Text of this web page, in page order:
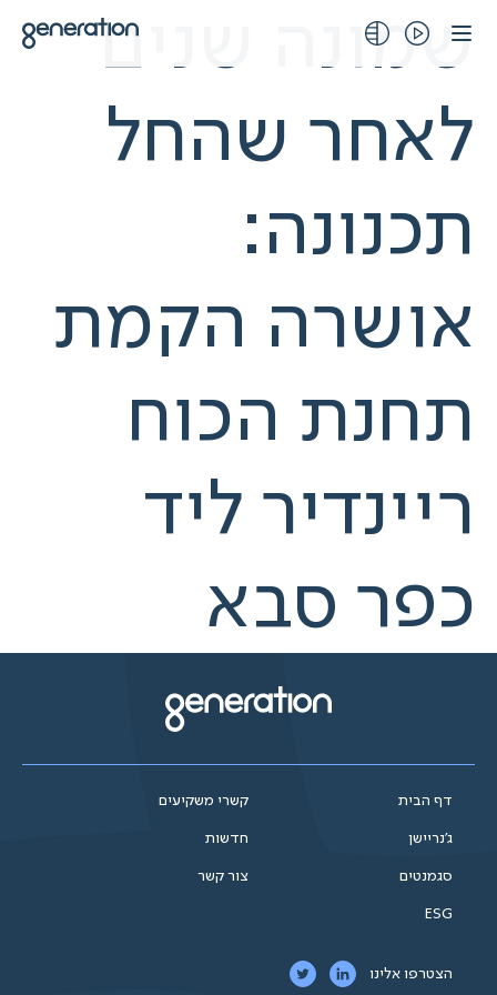
לתוכןשמונה שנים
לאחר שהחל
תכנונה:
אושרה הקמת
תחנת הכוח
ריינדיר ליד
כפר סבא
דף הבית
ג'נריישן
סגמנטים
ESG
קשרי משקיעים
חדשות
צור קשר
הצטרפו אלינו